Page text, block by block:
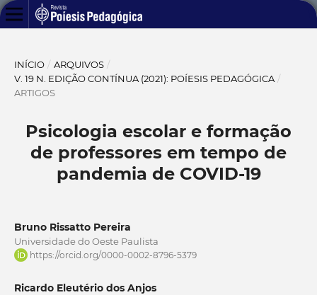
INÍCIO / ARQUIVOS /
V. 19 N. EDIÇÃO CONTÍNUA (2021): POÍESIS PEDAGÓGICA /
ARTIGOS
Psicologia escolar e formação
de professores em tempo de
pandemia de COVID-19
Bruno Rissatto Pereira
Universidade do Oeste Paulista
https://orcid.org/0000-0002-8796-5379
Ricardo Eleutério dos Anjos